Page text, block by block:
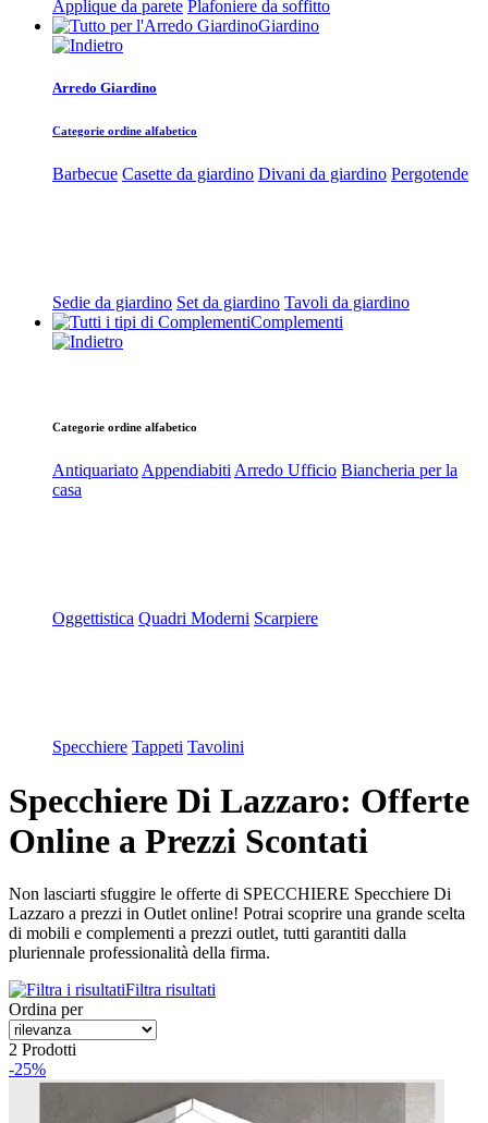
Applique da parete Plafoniere da soffitto
Giardino
Arredo Giardino
Categorie ordine alfabetico
Barbecue Casette da giardino Divani da giardino Pergotende
Sedie da giardino Set da giardino Tavoli da giardino
Complementi
Categorie ordine alfabetico
Antiquariato Appendiabiti Arredo Ufficio Biancheria per la
casa
Oggettistica Quadri Moderni Scarpiere
Specchiere Tappeti Tavolini
Specchiere Di Lazzaro: Offerte
Online a Prezzi Scontati
Non lasciarti sfuggire le offerte di SPECCHIERE Specchiere Di
Lazzaro a prezzi in Outlet online! Potrai scoprire una grande scelta
di mobili e complementi a prezzi outlet, tutti garantiti dalla
pluriennale professionalità della firma.
Filtra risultati
Ordina per
2 Prodotti
-25%